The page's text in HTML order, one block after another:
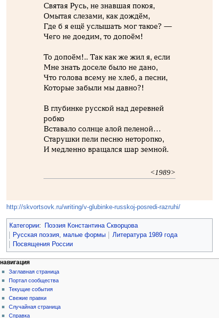
Святая Русь, не знавшая покоя,
Омытая слезами, как дождём,
Где б я ещё услышать мог такое? —
Чего не доедим, то допоём!
То допоём!.. Так как же жил я, если
Мне знать доселе было не дано,
Что голова всему не хлеб, а песни,
Которые забыли мы давно?!
В глубинке русской над деревней
робко
Вставало солнце алой пеленой…
Старушки пели песню неторопко,
И медленно вращался шар земной.
<1989>
http://skvortsovk.ru/writing/v-glubinke-russkoj-posredi-razruhi/
Категории:
Поэзия Константина Скворцова
Русская поэзия, малые формы
Литература 1989 года
Посвящения России
навигация
Заглавная страница
Портал сообщества
Текущие события
Свежие правки
Случайная страница
Справка